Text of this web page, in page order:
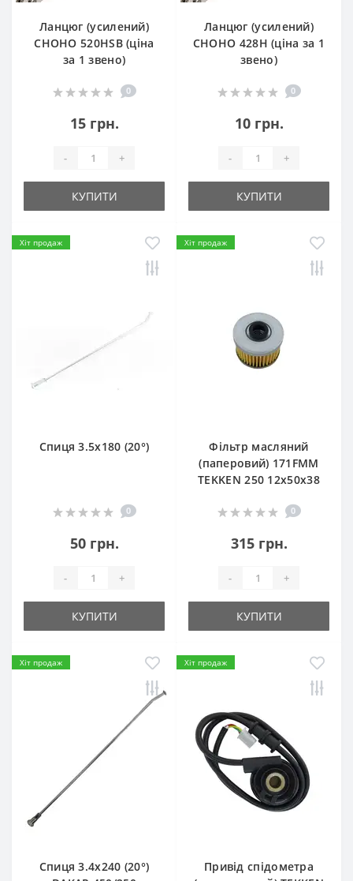
Ланцюг (усилений)
СHOHO 520HSB (ціна
за 1 звено)
0
15 грн.
- +
КУПИТИ
Ланцюг (усилений)
СHOHO 428H (ціна за 1
звено)
0
10 грн.
- +
КУПИТИ
Хіт продаж
Спиця 3.5х180 (20°)
0
50 грн.
- +
КУПИТИ
Хіт продаж
Фільтр масляний
(паперовий) 171FMM
TEKKEN 250 12х50х38
0
315 грн.
- +
КУПИТИ
Хіт продаж
Спиця 3.4х240 (20°)
Хіт продаж
Привід спідометра